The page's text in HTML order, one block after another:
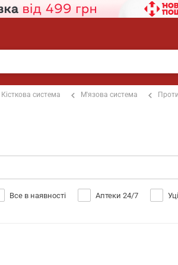
Кісткова система М'язова система
Все в наявності Аптеки 24/7